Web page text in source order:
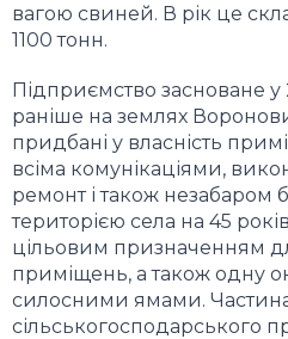
вагою свиней. В рік це
1100 тонн.
Підприємство засноване
раніше на землях
придбані у власність
всіма комунікаціями,
ремонт і також незабаром
територією села на 45
цільовим призначенням
приміщень, а також одну
силосними ямами. Ч
сільськогосподарського